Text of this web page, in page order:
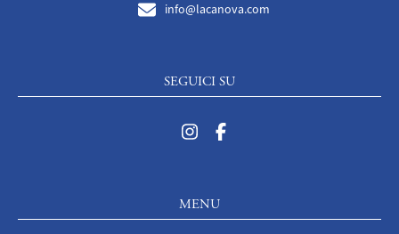
info@lacanova.com
SEGUICI SU
MENU